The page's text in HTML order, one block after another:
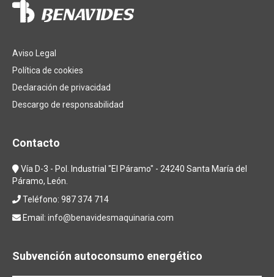
Aviso Legal
Política de cookies
Declaración de privacidad
Descargo de responsabilidad
Contacto
Vía D-3 - Pol. Industrial "El Páramo" - 24240 Santa María del
Páramo, León.
Teléfono: 987 374 714
Email: info@benavidesmaquinaria.com
Subvención autoconsumo energético